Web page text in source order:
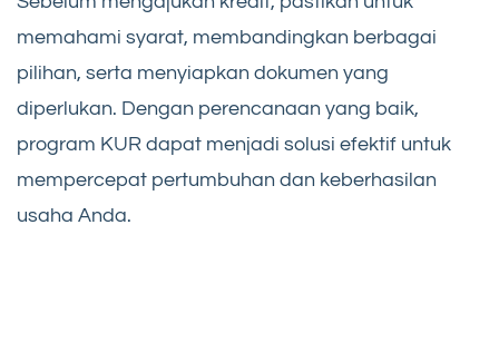
memahami syarat, membandingkan berbagai
pilihan, serta menyiapkan dokumen yang
diperlukan. Dengan perencanaan yang baik,
program KUR dapat menjadi solusi efektif untuk
mempercepat pertumbuhan dan keberhasilan
usaha Anda.